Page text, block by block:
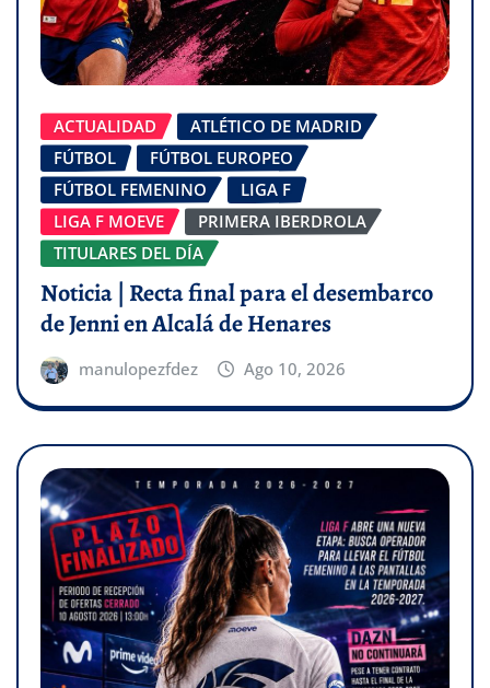
ACTUALIDAD
ATLÉTICO DE MADRID
FÚTBOL
FÚTBOL EUROPEO
FÚTBOL FEMENINO
LIGA F
LIGA F MOEVE
PRIMERA IBERDROLA
TITULARES DEL DÍA
Noticia | Recta final para el desembarco
de Jenni en Alcalá de Henares
manulopezfdez Ago 10, 2026